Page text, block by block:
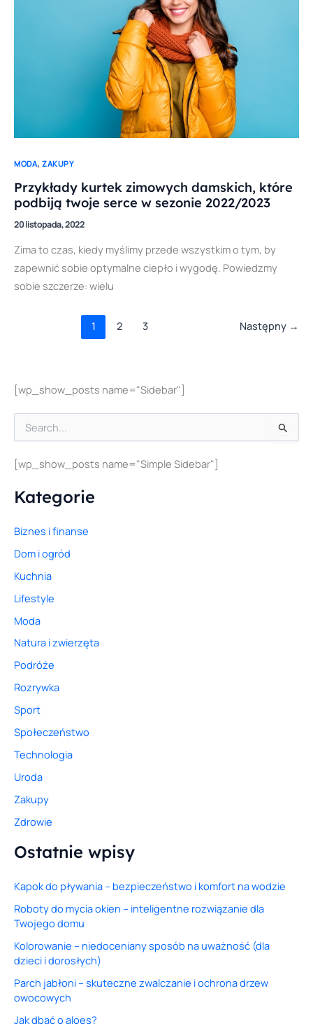
MODA, ZAKUPY
Przykłady kurtek zimowych damskich, które
podbiją twoje serce w sezonie 2022/2023
20 listopada, 2022
Zima to czas, kiedy myślimy przede wszystkim o tym, by
zapewnić sobie optymalne ciepło i wygodę. Powiedzmy
sobie szczerze: wielu
1 2 3 Następny →
[wp_show_posts name="Sidebar"]
z
k
l
a
:
[wp_show_posts name="Simple Sidebar"]
Kategorie
Biznes i finanse
Dom i ogród
Kuchnia
Lifestyle
Moda
Natura i zwierzęta
Podróże
Rozrywka
Sport
Społeczeństwo
Technologia
Uroda
Zakupy
Zdrowie
Ostatnie wpisy
Kapok do pływania – bezpieczeństwo i komfort na wodzie
Roboty do mycia okien – inteligentne rozwiązanie dla
Twojego domu
Kolorowanie – niedoceniany sposób na uważność (dla
dzieci i dorosłych)
Parch jabłoni – skuteczne zwalczanie i ochrona drzew
owocowych
Jak dbać o aloes?